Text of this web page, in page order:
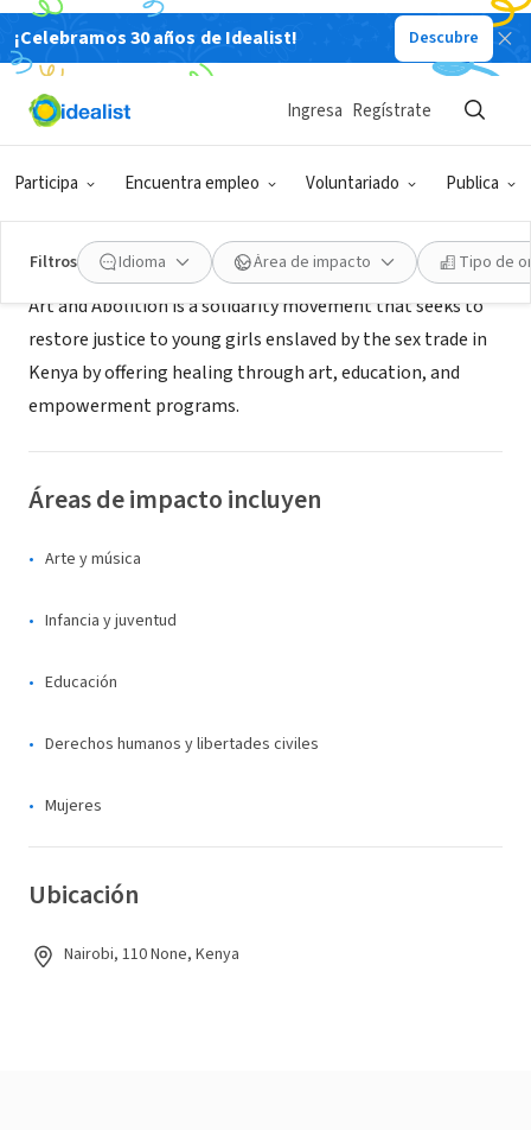
¡Celebramos 30 años de Idealist! Descubre
Participa Encuentra empleo Voluntariado Publica
Ingresa Regístrate
Filtros Idioma Área de impacto Tipo de
ORGANIZACIÓN SIN FIN DE LUCRO
Art and Abolition
Acerca de
Art and Abolition is a solidarity movement that seeks to
restore justice to young girls enslaved by the sex trade in
Kenya by offering healing through art, education, and
empowerment programs.
Áreas de impacto incluyen
Arte y música
Infancia y juventud
Educación
Derechos humanos y libertades civiles
Mujeres
Ubicación
Nairobi, 110 None, Kenya